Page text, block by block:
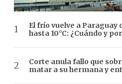
El frío vuelve a Paraguay
hasta 10°C: ¿Cuándo y
Corte anula fallo que
matar a su hermana y